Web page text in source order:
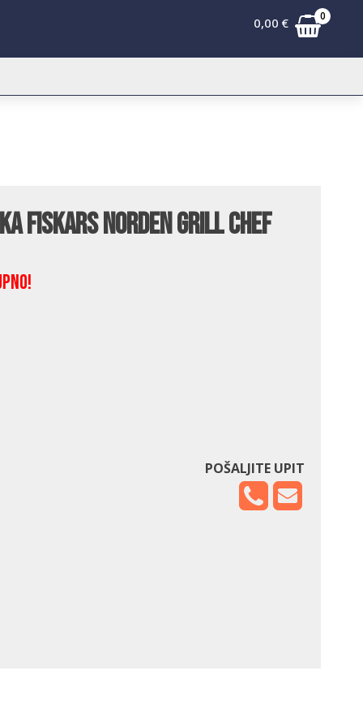
0,00 € 0
Fiskars Norden Grill Chef
POŠALJITE UPIT